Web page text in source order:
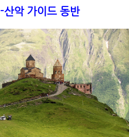
-산악 가이드 동반